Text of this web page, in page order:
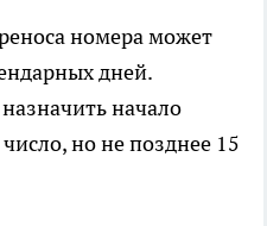
номера может
дней.
начало
но не позднее 15